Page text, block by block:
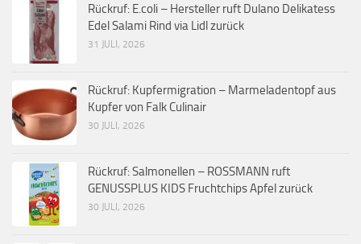
Rückruf: E.coli – Hersteller ruft Dulano Delikatess
Edel Salami Rind via Lidl zurück
31 JULI, 2026
Rückruf: Kupfermigration – Marmeladentopf aus
Kupfer von Falk Culinair
30 JULI, 2026
Rückruf: Salmonellen – ROSSMANN ruft
GENUSSPLUS KIDS Fruchtchips Apfel zurück
30 JULI, 2026